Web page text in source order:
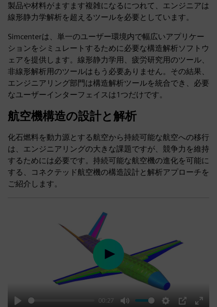
製品や材料がますます複雑になるにつれて、エンジニアは
線形静力学解析を超えるツールを必要としています。
Simcenterは、単一のユーザー環境内で幅広いアプリケー
ションをシミュレートするために必要な構造解析ソフトウ
ェアを提供します。線形静力学用、疲労研究用のツール、
非線形解析用のツールはもう必要ありません。その結果、
エンジニアリング部門は構造解析ツールを統合でき、必要
なユーザーインターフェイスは1つだけです。
航空機構造の設計と解析
化石燃料を動力源とする航空から持続可能な航空への移行
は、エンジニアリングの大きな課題ですが、競争力を維持
するためには必要です。持続可能な航空機の進化を可能に
する、コネクテッド航空機の構造設計と解析アプローチを
ご紹介します。
00:27
Play